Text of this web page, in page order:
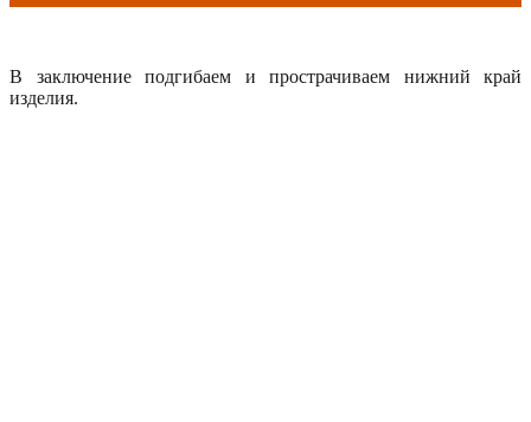
В заключение подгибаем и прострачиваем нижний край
изделия.